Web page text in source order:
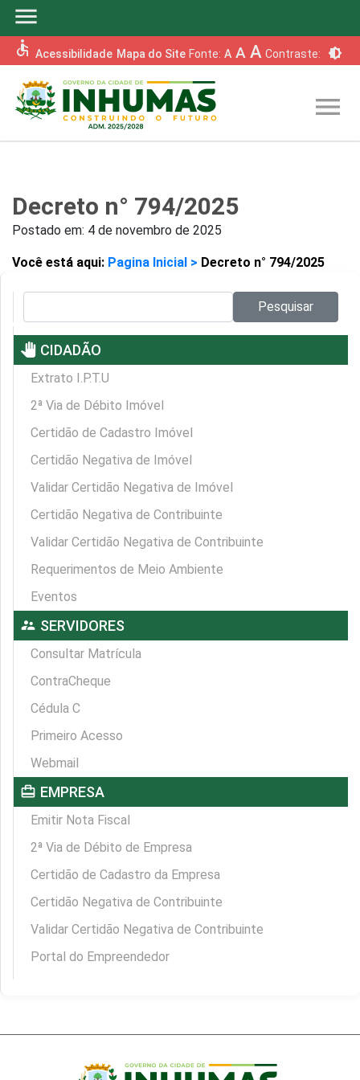
menu
accessible Acessibilidade Mapa do Site Fonte: A A A Contraste: brightness_6
menu
Decreto n° 794/2025
Postado em: 4 de novembro de 2025
Você está aqui: Pagina Inicial > Decreto n° 794/2025
Pesquisar
pan_tool CIDADÃO
Extrato I.P.T.U
2ª Via de Débito Imóvel
Certidão de Cadastro Imóvel
Certidão Negativa de Imóvel
Validar Certidão Negativa de Imóvel
Certidão Negativa de Contribuinte
Validar Certidão Negativa de Contribuinte
Requerimentos de Meio Ambiente
Eventos
supervisor_account SERVIDORES
Consultar Matrícula
ContraCheque
Cédula C
Primeiro Acesso
Webmail
card_travel EMPRESA
Emitir Nota Fiscal
2ª Via de Débito de Empresa
Certidão de Cadastro da Empresa
Certidão Negativa de Contribuinte
Validar Certidão Negativa de Contribuinte
Portal do Empreendedor